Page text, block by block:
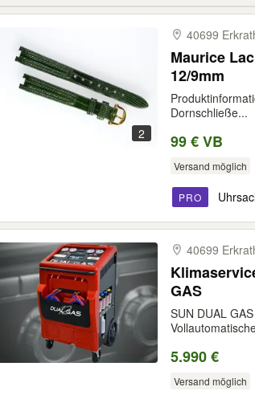
2
40699
Maurice
12/9mm
Dornschließe...
99 € VB
Versand möglich
PRO
40699
GAS
SUN DUAL
5.990 €
Versand möglich